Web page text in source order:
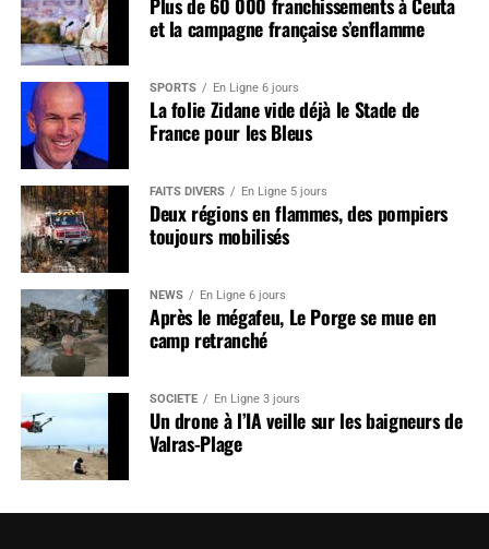
et la campagne française s’enflamme
SPORTS En Ligne 6 jours
La folie Zidane vide déjà le Stade de
France pour les Bleus
FAITS DIVERS En Ligne 5 jours
Deux régions en flammes, des pompiers
toujours mobilisés
NEWS En Ligne 6 jours
Après le mégafeu, Le Porge se mue en
camp retranché
SOCIÉTÉ En Ligne 3 jours
Un drone à l’IA veille sur les baigneurs de
Valras-Plage